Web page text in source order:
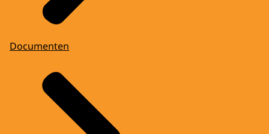
Documenten